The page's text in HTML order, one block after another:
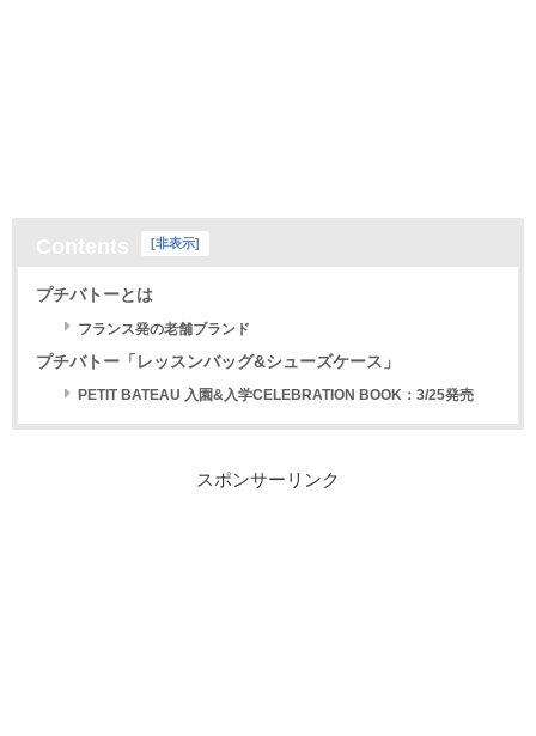
[非表示]
プチバトーとは
フランス発の老舗ブランド
プチバトー「レッスンバッグ&シューズケース」
PETIT BATEAU 入園&入学CELEBRATION BOOK：3/25発売
スポンサーリンク